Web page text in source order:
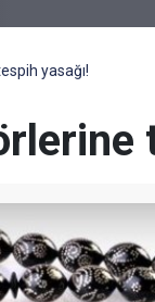
yasağı!